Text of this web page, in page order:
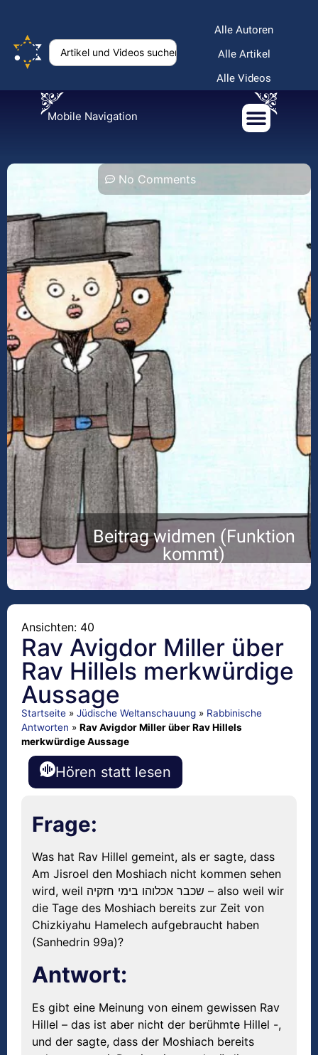
Alle Autoren
Alle Artikel
Alle Videos
Mobile Navigation
No Comments
Beitrag widmen (Funktion
kommt)
Ansichten: 40
Rav Avigdor Miller über
Rav Hillels merkwürdige
Aussage
Startseite » Jüdische Weltanschauung » Rabbinische
Antworten » Rav Avigdor Miller über Rav Hillels
merkwürdige Aussage
Hören statt lesen
Frage:
Was hat Rav Hillel gemeint, als er sagte, dass
Am Jisroel den Moshiach nicht kommen sehen
wird, weil שכבר אכלוהו בימי חזקיה – also weil wir
die Tage des Moshiach bereits zur Zeit von
Chizkiyahu Hamelech aufgebraucht haben
(Sanhedrin 99a)?
Antwort:
Es gibt eine Meinung von einem gewissen Rav
Hillel – das ist aber nicht der berühmte Hillel -,
und der sagte, dass der Moshiach bereits